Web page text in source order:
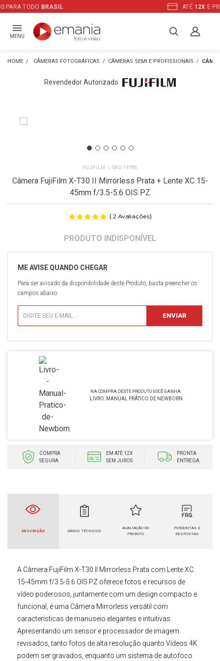
ATÉ NO BOLETO
MENU
CÂMERAS FOTOGRÁFICAS CÂMERAS SEMI E PROFISSIONAIS
Revendedor Autorizado
FUJIFILM 14786
Câmera FujiFilm X-T30 II Mirrorless Prata + Lente XC 15-
45mm f/3.5-5.6 OIS PZ
( 2 Avaliações)
Para ser avisado da disponibilidade deste Produto, basta preencher os
campos abaixo.
LIVRO: MANUAL PRÁTICO DE NEWBORN
COMPRA
SEGURA
EM ATÉ 12X
SEM JUROS
PRONTA
ENTREGA
DESCRIÇÃO DADOS TÉCNICOS
AVALIAÇÃO DO
PRODUTO
PERGUNTAS E
RESPOSTAS
A Câmera FujiFilm X-T30 II Mirrorless Prata com Lente XC
15-45mm f/3.5-5.6 OIS PZ oferece fotos e recursos de
vídeo poderosos, juntamente com um design compacto e
funcional, é uma Câmera Mirrorless versátil com
características de manuseio elegantes e intuitivas.
Apresentando um sensor e processador de imagem
revisados, tanto fotos de alta resolução quanto Vídeos 4K
podem ser gravados, enquanto um sistema de autofoco